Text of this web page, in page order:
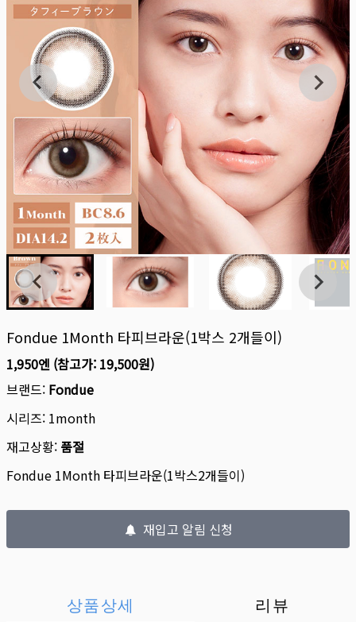
Fondue 1Month 타피브라운(1박스 2개들이)
1,950엔 (참고가: 19,500원)
브랜드: Fondue
시리즈: 1month
재고상황: 품절
Fondue 1Month 타피브라운(1박스2개들이)
재입고 알림 신청
상품상세 리뷰